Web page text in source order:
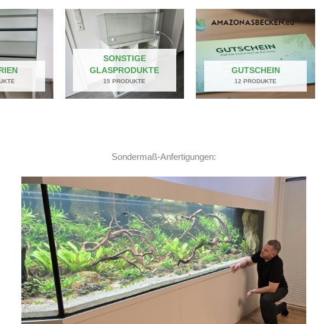
SONSTIGE
GLASPRODUKTE
15 PRODUKTE
GUTSCHEIN
12 PRODUKTE
Sehr freundlicher
Geschäftsinhaber!
AmazonasbeckenEU
Der Inhaber hat mir
hatte bei Rückfragen zur
Beckens einen guten Rat
Palettenversand
Sondermaß-Anfertigungen: